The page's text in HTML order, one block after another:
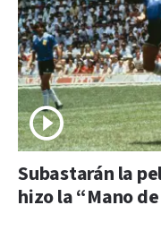
Subastarán la
hizo la “Mano